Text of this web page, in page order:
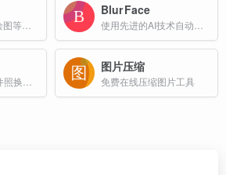
Blur Face
图片压缩
免费在线压缩图片工具